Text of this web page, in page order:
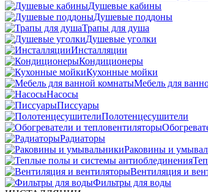
Душевые кабины
Душевые поддоны
Трапы для душа
Душевые уголки
Инсталляции
Кондиционеры
Кухонные мойки
Мебель для
Насосы
Писсуары
Полотенцесушители
Радиаторы
Раковины и
Вентиляция и
Фильтры для воды